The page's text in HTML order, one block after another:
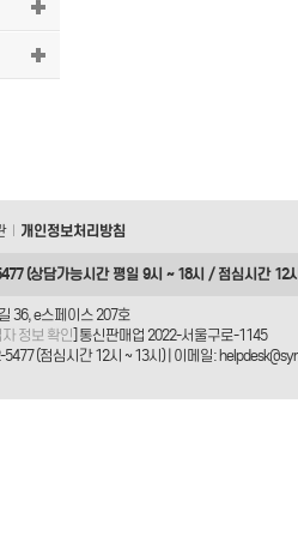
개인정보처리방침
(상담가능시간 평일 9시 ~ 18시 / 점심시간 12
36, e스페이스 207호
정보 확인 ] 통신판매업 2022-서울구로-1145
(점심시간 12시 ~ 13시) | 이메일: